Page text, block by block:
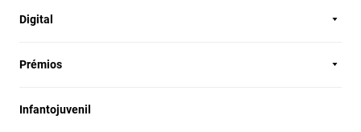
Digital
Prémios
Infantojuvenil